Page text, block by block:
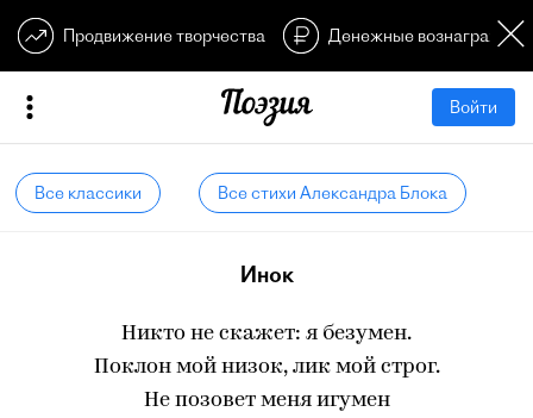
Продвижение творчества Денежные
Войти
Все классики Все стихи Александра Блока
Инок
Никто не скажет: я безумен.
Поклон мой низок, лик мой строг.
Не позовет меня игумен